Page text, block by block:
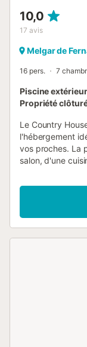
10,0
17 avis
Melgar de
16 pers. 7
Piscine
Propriété
Le Country
l'hébergement
vos proches. La
salon, d'une
équipements
télévision, une
jouets pour
Cette propriété